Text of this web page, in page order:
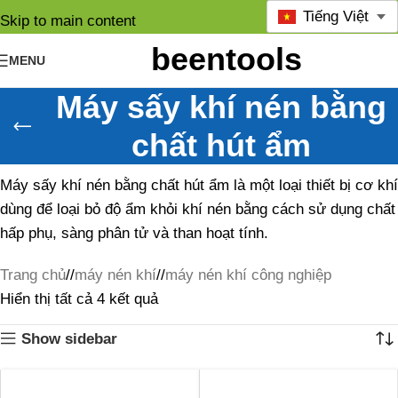
Skip to main content
MENU
Tiếng Việt
Máy sấy khí nén bằng
chất hút ẩm
Máy sấy khí nén bằng chất hút ẩm là một loại thiết bị cơ khí
dùng để loại bỏ độ ẩm khỏi khí nén bằng cách sử dụng chất
hấp phụ, sàng phân tử và than hoạt tính.
Trang chủ/ máy nén khí/ máy nén khí công nghiệp
Hiển thị tất cả 4 kết quả
Show sidebar